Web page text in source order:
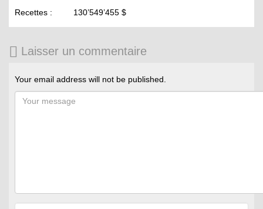
Recettes : 130’549’455 $
Laisser un commentaire
Your email address will not be published.